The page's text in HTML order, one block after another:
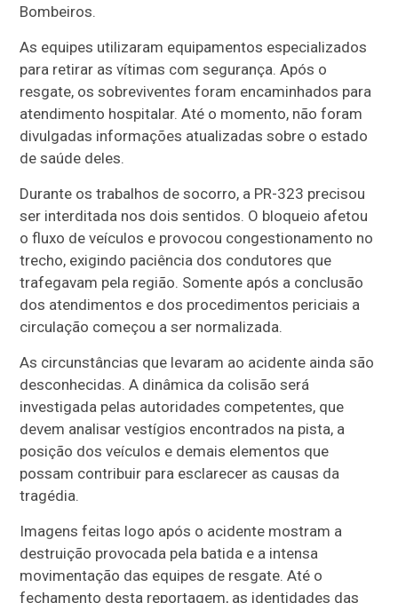
Bombeiros.
As equipes utilizaram equipamentos especializados
para retirar as vítimas com segurança. Após o
resgate, os sobreviventes foram encaminhados para
atendimento hospitalar. Até o momento, não foram
divulgadas informações atualizadas sobre o estado
de saúde deles.
Durante os trabalhos de socorro, a PR-323 precisou
ser interditada nos dois sentidos. O bloqueio afetou
o fluxo de veículos e provocou congestionamento no
trecho, exigindo paciência dos condutores que
trafegavam pela região. Somente após a conclusão
dos atendimentos e dos procedimentos periciais a
circulação começou a ser normalizada.
As circunstâncias que levaram ao acidente ainda são
desconhecidas. A dinâmica da colisão será
investigada pelas autoridades competentes, que
devem analisar vestígios encontrados na pista, a
posição dos veículos e demais elementos que
possam contribuir para esclarecer as causas da
tragédia.
Imagens feitas logo após o acidente mostram a
destruição provocada pela batida e a intensa
movimentação das equipes de resgate. Até o
fechamento desta reportagem, as identidades das